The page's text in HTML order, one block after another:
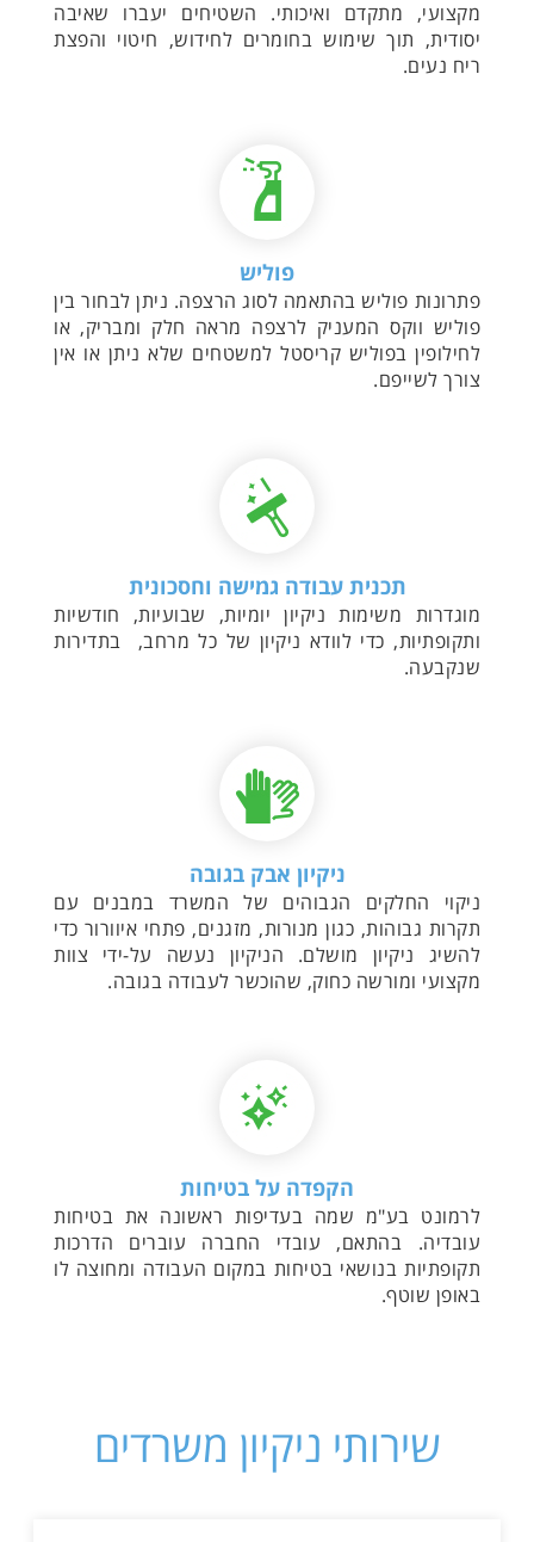
מקצועי, מתקדם ואיכותי. השטיחים יעברו שאיבה
יסודית, תוך שימוש בחומרים לחידוש, חיטוי והפצת
ריח נעים.
פוליש
פתרונות פוליש בהתאמה לסוג הרצפה. ניתן לבחור בין
פוליש ווקס המעניק לרצפה מראה חלק ומבריק, או
לחילופין בפוליש קריסטל למשטחים שלא ניתן או אין
צורך לשייפם.
תכנית עבודה גמישה וחסכונית
מוגדרות משימות ניקיון יומיות, שבועיות, חודשיות
ותקופתיות, כדי לוודא ניקיון של כל מרחב, בתדירות
שנקבעה.
ניקיון אבק בגובה
ניקוי החלקים הגבוהים של המשרד במבנים עם
תקרות גבוהות, כגון מנורות, מזגנים, פתחי איוורור כדי
להשיג ניקיון מושלם. הניקיון נעשה על-ידי צוות
מקצועי ומורשה כחוק, שהוכשר לעבודה בגובה.
הקפדה על בטיחות
לרמונט בע"מ שמה בעדיפות ראשונה את בטיחות
עובדיה. בהתאם, עובדי החברה עוברים הדרכות
תקופתיות בנושאי בטיחות במקום העבודה ומחוצה לו
באופן שוטף.
שירותי ניקיון משרדים